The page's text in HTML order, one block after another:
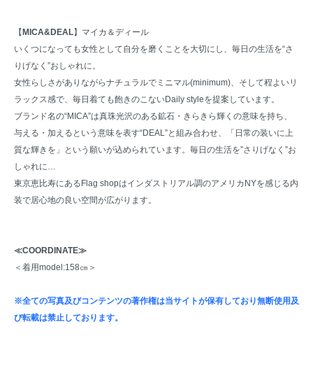
【 MICA&DEAL】マイカ＆ディール
いくつになっても女性として自分を磨くことを大切にし、毎日の生活を“さ
りげなく”おしゃれに。
女性らしさがありながらナチュラルでミニマル(minimum)、そして程よいリ
ラックス感で、毎日着ても飽きのこないDaily styleを提案しています。
ブランド名の“MICA”は真珠光沢のある鉱石・きらきら輝くの意味を持ち、
与える・加えるという意味を表す“DEAL”と組み合わせ、「日常の装いに上
質な輝きを」という願いが込められています。毎日の生活を”さりげなく”お
しゃれに…
東京恵比寿にあるFlag shopはインダストリアル調のアメリカNYを感じる内
装で居心地の良い空間が広がります。
≪COORDINATE≫
＜着用model:158㎝＞
※全ての写真及びコンテンツの著作権は当サイトが保有しており無断使用及
び転載は禁止しております。